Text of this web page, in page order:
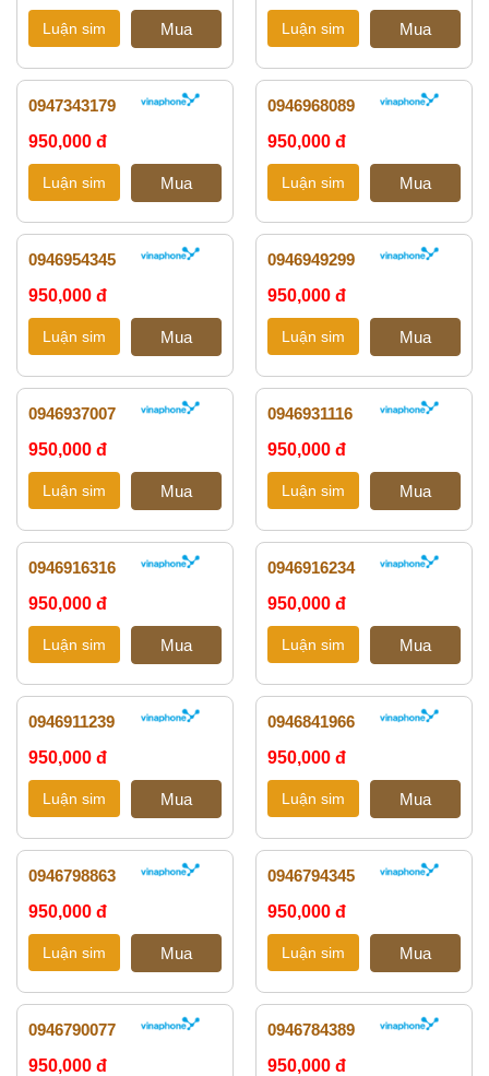
0947343179
950,000 đ
0946968089
950,000 đ
0946954345
950,000 đ
0946949299
950,000 đ
0946937007
950,000 đ
0946931116
950,000 đ
0946916316
950,000 đ
0946916234
950,000 đ
0946911239
950,000 đ
0946841966
950,000 đ
0946798863
950,000 đ
0946794345
950,000 đ
0946790077
950,000 đ
0946784389
950,000 đ